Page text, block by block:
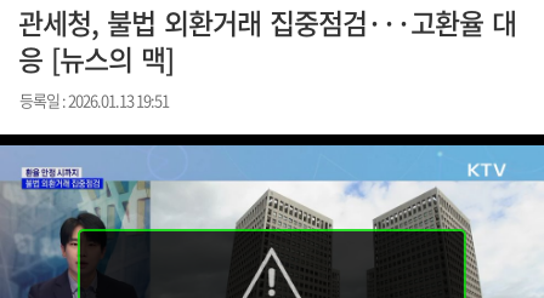
관세청, 불법 외환거래 집중점검···고환율 대
응 [뉴스의 맥]
등록일 : 2026.01.13 19:51